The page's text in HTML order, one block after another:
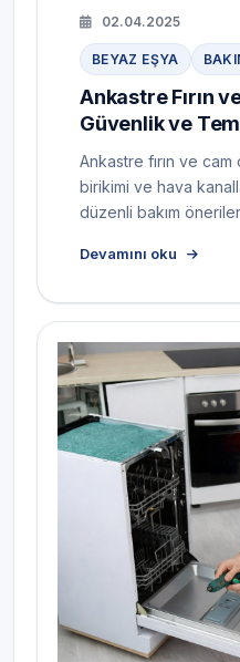
02.04.2025
BEYAZ EŞYA
Ankastre Fırın
Güvenlik ve
Ankastre fırın ve
birikimi ve hava
düzenli bakım
Devamını oku